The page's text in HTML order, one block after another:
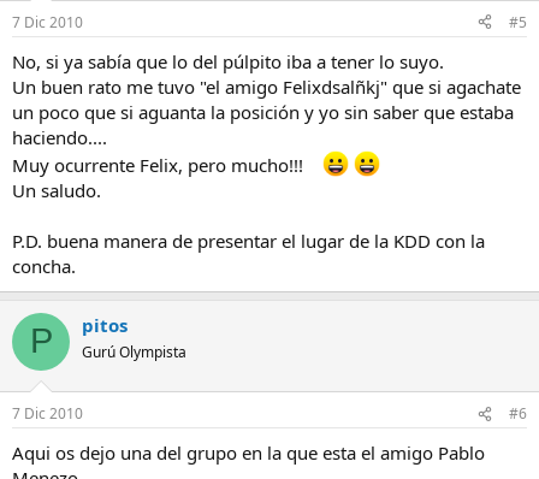
7 Dic 2010 #5
No, si ya sabía que lo del púlpito iba a tener lo suyo.
Un buen rato me tuvo "el amigo Felixdsalñkj" que si agachate
un poco que si aguanta la posición y yo sin saber que estaba
haciendo....
Muy ocurrente Felix, pero mucho!!!
Un saludo.
P.D. buena manera de presentar el lugar de la KDD con la
concha.
P pitos
Gurú Olympista
7 Dic 2010 #6
Aqui os dejo una del grupo en la que esta el amigo Pablo